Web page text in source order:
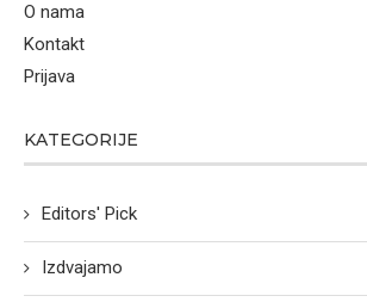
O nama
Kontakt
Prijava
KATEGORIJE
Editors' Pick
Izdvajamo